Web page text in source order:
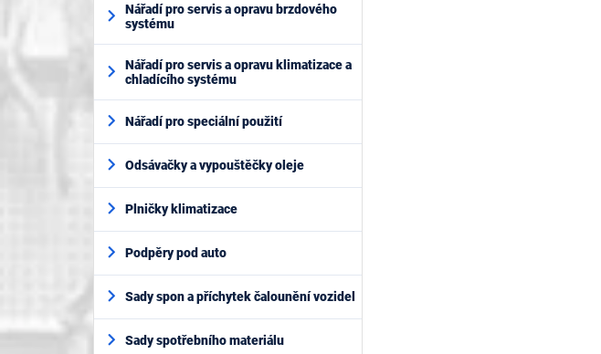
Nářadí pro servis a opravu brzdového
systému
Nářadí pro servis a opravu klimatizace a
chladícího systému
Nářadí pro speciální použití
Odsávačky a vypouštěčky oleje
Plničky klimatizace
Podpěry pod auto
Sady spon a příchytek čalounění vozidel
Sady spotřebního materiálu